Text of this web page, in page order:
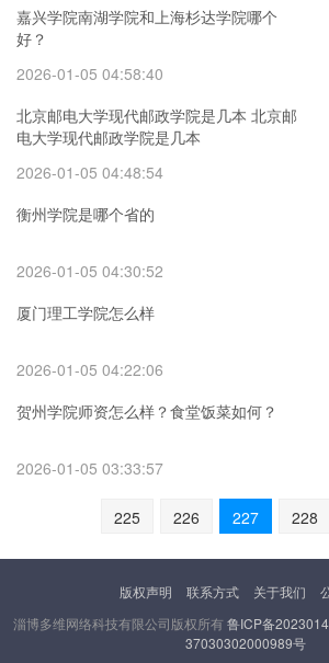
嘉兴学院南湖学院和上海杉达学院哪个
好？
2026-01-05 04:58:40
北京邮电大学现代邮政学院是几本 北京邮
电大学现代邮政学院是几本
2026-01-05 04:48:54
衡州学院是哪个省的
2026-01-05 04:30:52
厦门理工学院怎么样
2026-01-05 04:22:06
贺州学院师资怎么样？食堂饭菜如何？
2026-01-05 03:33:57
225 226 227 228
版权声明 联系方式 关于我们
淄博多维网络科技有限公司版权所有鲁ICP备
37030302000989号